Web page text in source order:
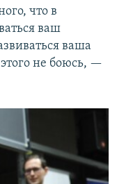
что в
ваш
ваша
не боюсь, —